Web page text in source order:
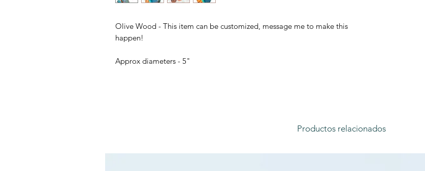
Olive Wood - This item can be customized, message me to make this
happen!
Approx diameters - 5"
Productos relacionados